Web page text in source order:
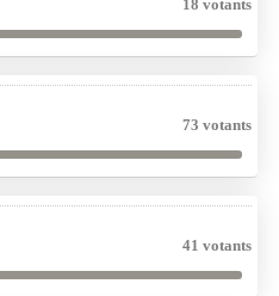
18 votants
73 votants
41 votants